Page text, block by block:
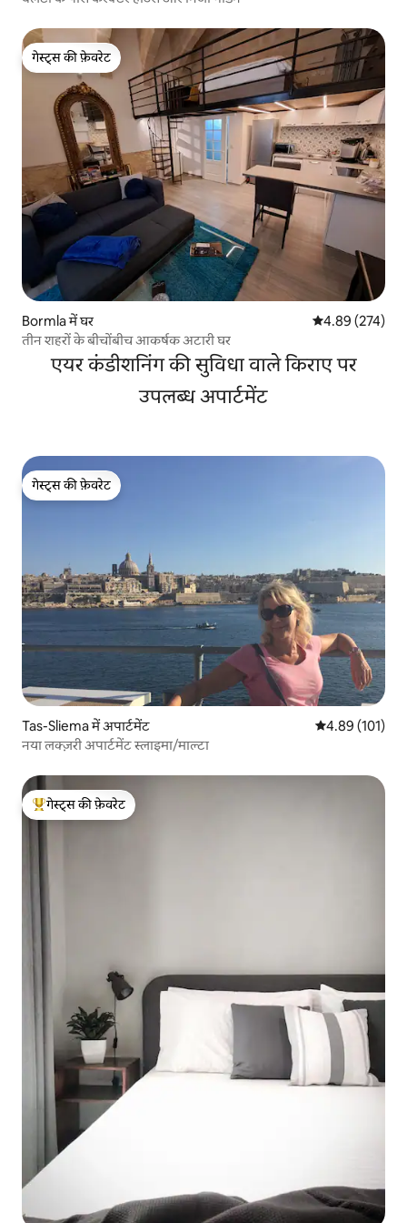
गेस्ट्स की फ़ेवरेट
गेस्ट्स की फ़ेवरेट
Bormla में घर औसत रेटिंग 5 में से
4.89 (274)
तीन शहरों के बीचोंबीच आकर्षक अटारी घर
एयर कंडीशनिंग की सुविधा वाले किराए पर
उपलब्ध अपार्टमेंट
गेस्ट्स की फ़ेवरेट
गेस्ट्स की फ़ेवरेट
Tas-Sliema में अपार्टमेंट औसत रेटिंग 5 में से
4.89 (101)
नया लक्ज़री अपार्टमेंट स्लाइमा/माल्टा
गेस्ट्स का टॉप फ़ेवरेट
गेस्ट्स की फ़ेवरेट